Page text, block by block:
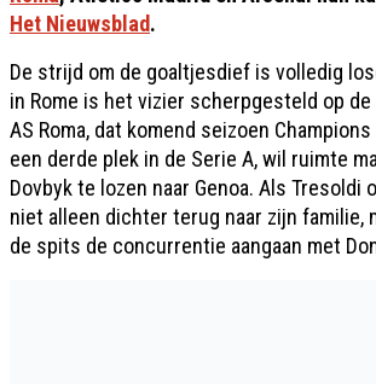
Het Nieuwsblad.
De strijd om de goaltjesdief is volledig
in Rome is het vizier scherpgesteld op
AS Roma, dat komend seizoen
een derde plek in de Serie A, wil ruimte
Dovbyk te lozen naar Genoa. Als Tresoldi
niet alleen dichter terug naar zijn familie,
de spits de concurrentie aangaan met